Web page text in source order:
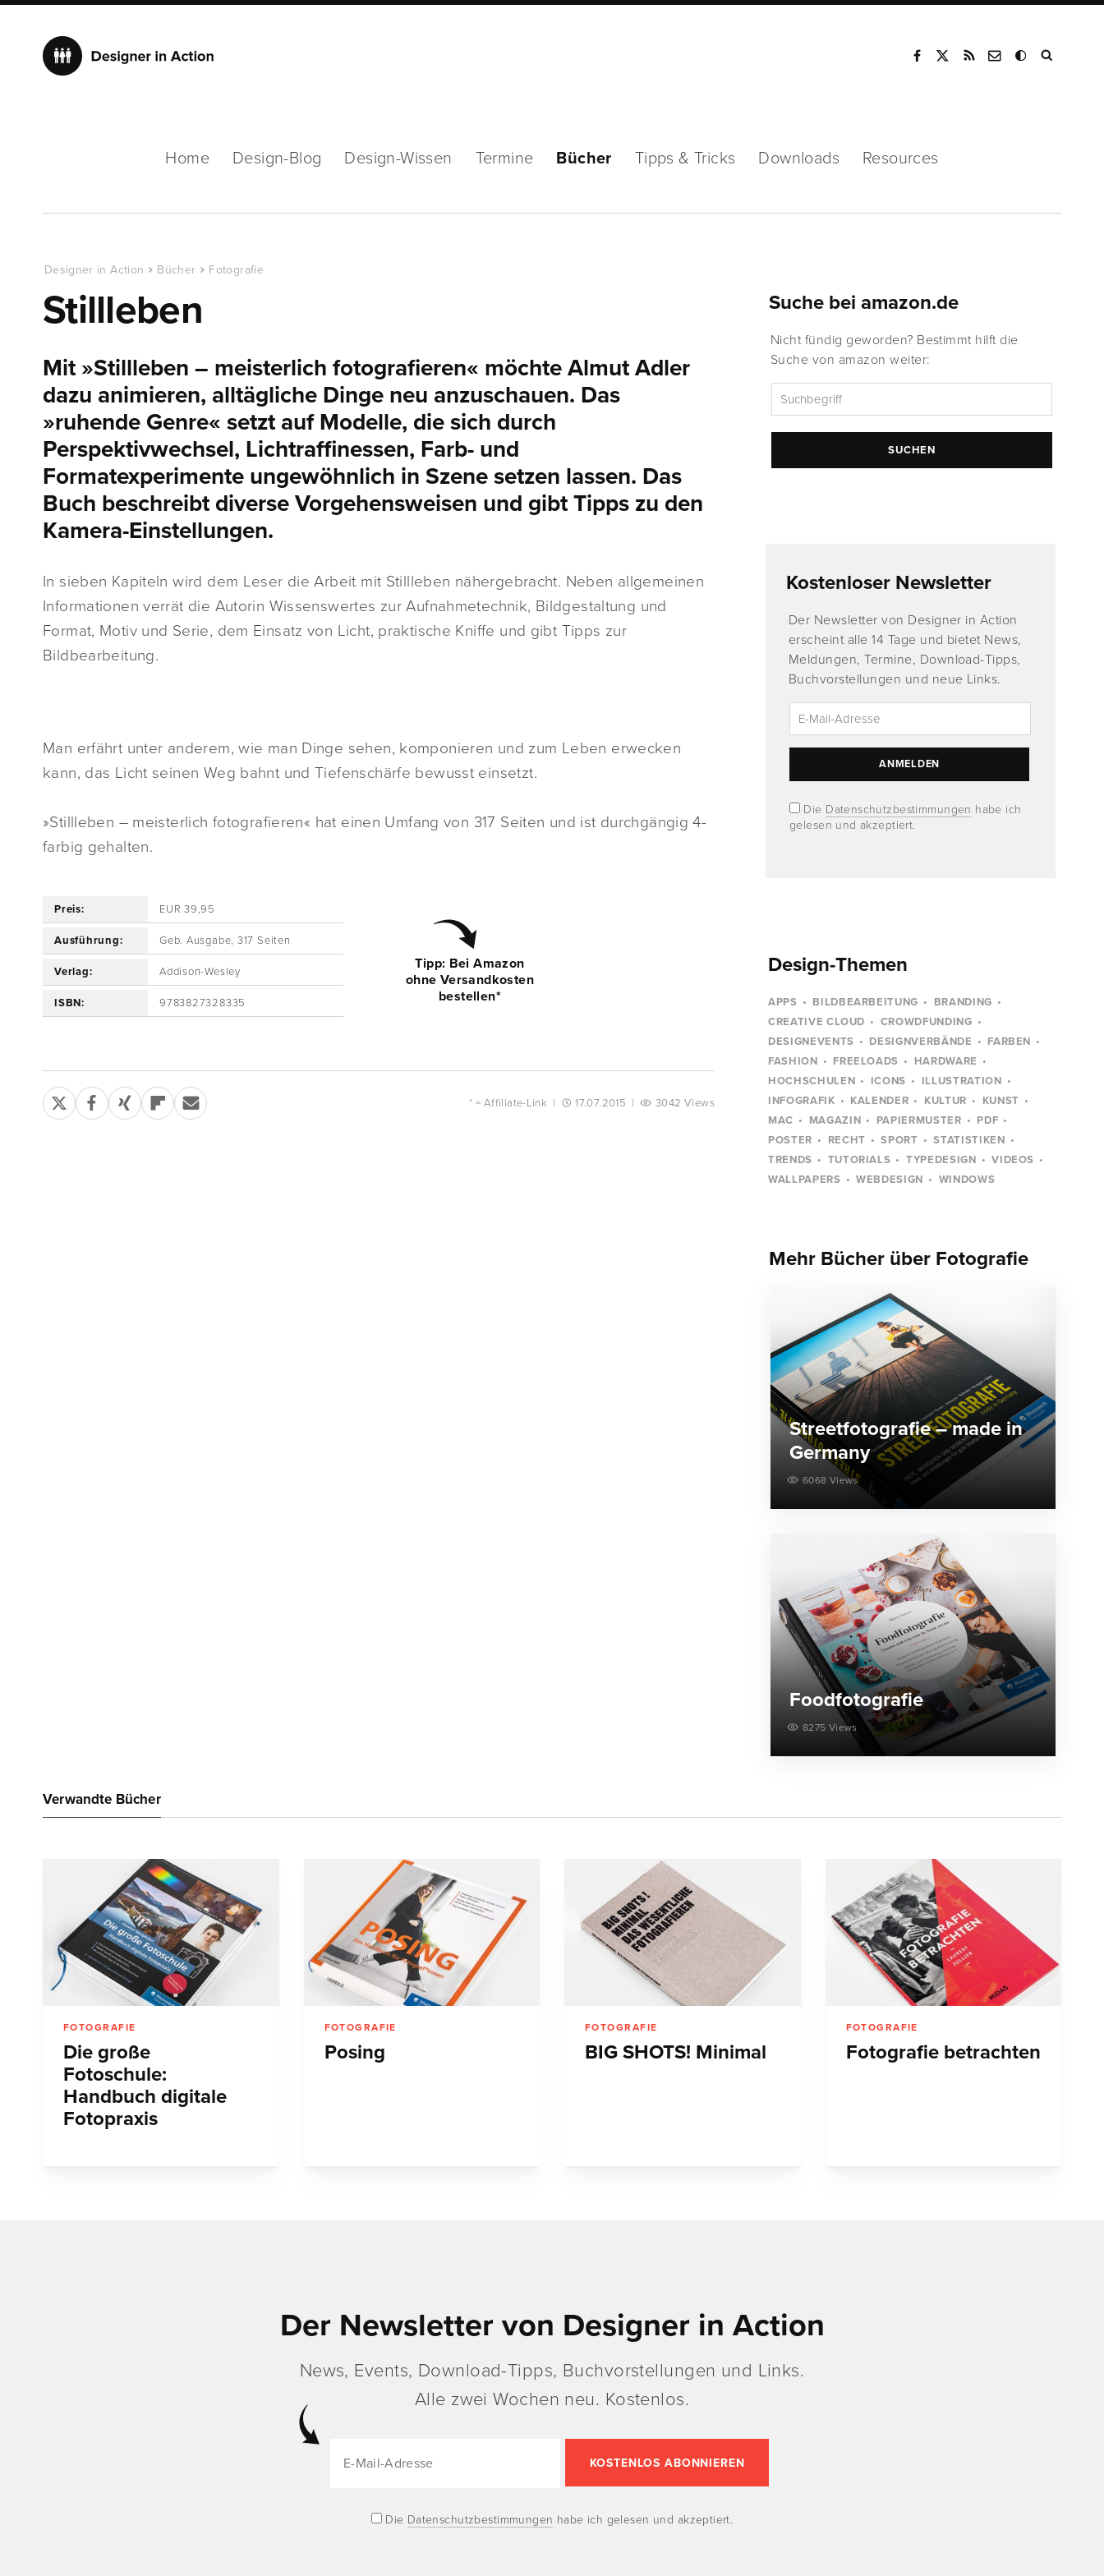
Home Design-Blog Design-Wissen Termine Bücher Tipps & Tricks Downloads Resources
Designer in Action Bücher Fotografie
Stillleben
Mit »Stillleben – meisterlich fotografieren« möchte Almut Adler
dazu animieren, alltägliche Dinge neu anzuschauen. Das
»ruhende Genre« setzt auf Modelle, die sich durch
Perspektivwechsel, Lichtraffinessen, Farb- und
Formatexperimente ungewöhnlich in Szene setzen lassen. Das
Buch beschreibt diverse Vorgehensweisen und gibt Tipps zu den
Kamera-Einstellungen.
In sieben Kapiteln wird dem Leser die Arbeit mit Stillleben nähergebracht. Neben allgemeinen
Informationen verrät die Autorin Wissenswertes zur Aufnahmetechnik, Bildgestaltung und
Format, Motiv und Serie, dem Einsatz von Licht, praktische Kniffe und gibt Tipps zur
Bildbearbeitung.
Man erfährt unter anderem, wie man Dinge sehen, komponieren und zum Leben erwecken
kann, das Licht seinen Weg bahnt und Tiefenschärfe bewusst einsetzt.
»Stillleben – meisterlich fotografieren« hat einen Umfang von 317 Seiten und ist durchgängig 4-
farbig gehalten.
Preis: EUR 39,95
Ausführung: Geb. Ausgabe, 317 Seiten
Verlag: Addison-Wesley
ISBN: 9783827328335
Tipp: Bei Amazon
ohne Versandkosten
bestellen*
* = Affiliate-Link | 17.07.2015 | 3042 Views
Suche bei amazon.de
Nicht fündig geworden? Bestimmt hilft die
Suche von amazon weiter:
SUCHEN
Kostenloser Newsletter
Der Newsletter von Designer in Action
erscheint alle 14 Tage und bietet News,
Meldungen, Termine, Download-Tipps,
Buchvorstellungen und neue Links.
Die Datenschutzbestimmungen habe ich
gelesen und akzeptiert.
Design-Themen
APPS BILDBEARBEITUNG
BRANDING
CREATIVE CLOUD
CROWDFUNDING
DESIGNEVENTS
DESIGNVERBÄNDE
FARBEN
FASHION
FREELOADS
HARDWARE
HOCHSCHULEN
ICONS
ILLUSTRATION
INFOGRAFIK
KALENDER KULTUR
KUNST
MAC
MAGAZIN PAPIERMUSTER
PDF
POSTER
RECHT SPORT
STATISTIKEN
TRENDS
TUTORIALS TYPEDESIGN
VIDEOS
WALLPAPERS
WEBDESIGN WINDOWS
Mehr Bücher über Fotografie
Streetfotografie – made in
Germany
6068 Views
Foodfotografie
8275 Views
Verwandte Bücher
FOTOGRAFIE
Die große
Fotoschule:
Handbuch digitale
Fotopraxis
FOTOGRAFIE
Posing
FOTOGRAFIE
BIG SHOTS! Minimal
FOTOGRAFIE
Fotografie betrachten
Der Newsletter von Designer in Action
News, Events, Download-Tipps, Buchvorstellungen und Links.
Alle zwei Wochen neu. Kostenlos.
Die Datenschutzbestimmungen habe ich gelesen und akzeptiert.